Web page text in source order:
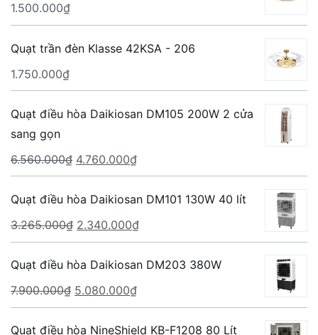
1.500.000₫
Quạt trần đèn Klasse 42KSA - 206
1.750.000₫
Quạt điều hòa Daikiosan DM105 200W 2 cửa
sang gọn
6.560.000₫ Giá
gốc
là:
6.560.000₫.
4.760.000₫Giá
hiện
tại
là:
Quạt điều hòa Daikiosan DM101 130W 40 lít
3.265.000₫ Giá
gốc
là:
3.265.000₫.
2.340.000₫Giá
hiện
tại
Quạt điều hòa Daikiosan DM203 380W
7.900.000₫ Giá
gốc
là:
5.080.000₫Giá
hiện
tại
Quạt điều hòa NineShield KB-F1208 80 Lít